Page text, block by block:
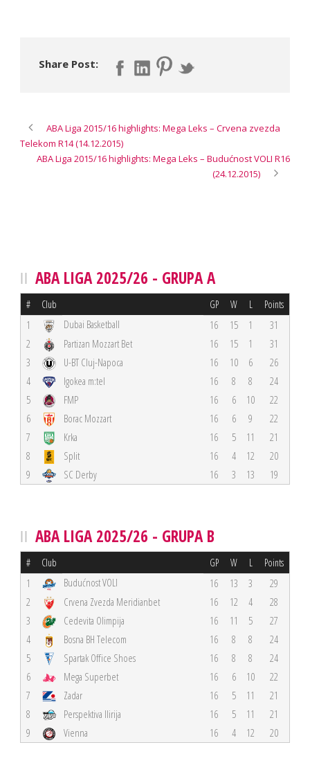
Share Post:
ABA Liga 2015/16 highlights: Mega Leks – Crvena zvezda
Telekom R14 (14.12.2015)
ABA Liga 2015/16 highlights: Mega Leks – Budućnost VOLI R16
(24.12.2015)
ABA LIGA 2025/26 - GRUPA A
# Club GP W L Points
1 Dubai Basketball 16 15 1
31
2
Partizan Mozzart Bet 16 15 1
31
3
U-BT Cluj-Napoca 16 10 6
26
4
Igokea m:tel 16 8 8
24
5
FMP 16 6 10
22
6
Borac Mozzart 16 6 9
22
7
Krka 16 5 11
21
8
Split 16 4 12
20
9
SC Derby 16 3 13 19
ABA LIGA 2025/26 - GRUPA B
# Club GP W L Points
1 Budućnost VOLI 16 13 3
29
2
Crvena Zvezda Meridianbet 16 12 4
28
3
Cedevita Olimpija 16 11 5
27
4
Bosna BH Telecom 16 8 8
24
5
Spartak Office Shoes 16 8 8
24
6
Mega Superbet 16 6 10
22
7
Zadar 16 5 11
21
8
Perspektiva Ilirija 16 5 11
21
9
Vienna 16 4 12 20